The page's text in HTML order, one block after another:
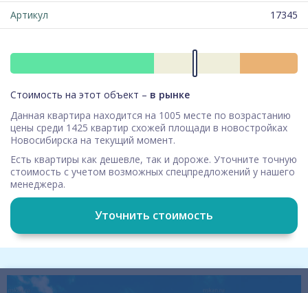
Артикул 17345
Стоимость на этот объект – в рынке
Данная квартира находится на 1005 месте по возрастанию
цены среди 1425 квартир схожей площади в новостройках
Новосибирска на текущий момент.
Есть квартиры как дешевле, так и дороже. Уточните точную
стоимость с учетом возможных спецпредложений у нашего
менеджера.
Уточнить стоимость